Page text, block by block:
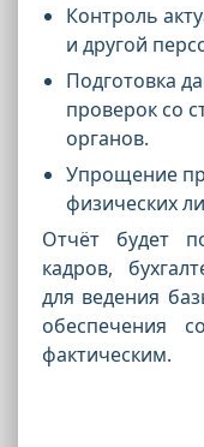
Контроль
и другой
Подготовка
проверок со
органов.
Упрощение
физических
Отчёт будет
кадров,
для ведения
обеспечения
фактическим.